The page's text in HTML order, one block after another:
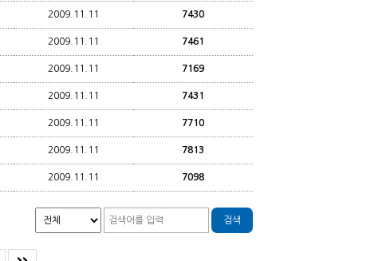
2009.11.11 7430
2009.11.11 7461
2009.11.11 7169
2009.11.11 7431
2009.11.11 7710
2009.11.11 7813
2009.11.11 7098